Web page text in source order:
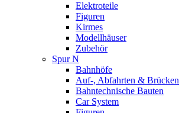
Elektroteile
Figuren
Kirmes
Modellhäuser
Zubehör
Spur N
Bahnhöfe
Auf-, Abfahrten & Brücken
Bahntechnische Bauten
Car System